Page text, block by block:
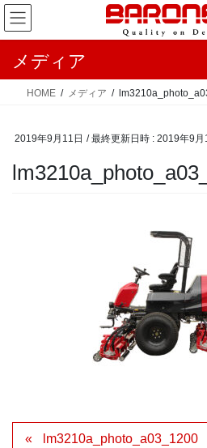
コ
ン
ナ
ビ
メディア
HOME メディア
2019年9月11日 / 最終更新日時 : 2019年9月
lm3210a_photo_a03_1200